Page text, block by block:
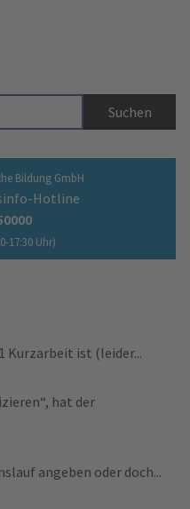
Bildung GmbH
Hotline
17:30 Uhr)
Kurzarbeit ist (leider...
hat der
angeben oder doch...